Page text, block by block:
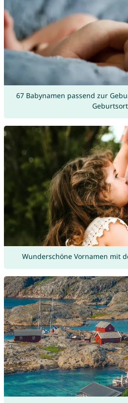
67 Babynamen passend zur
Geburtsort
Wunderschöne Vornamen mit